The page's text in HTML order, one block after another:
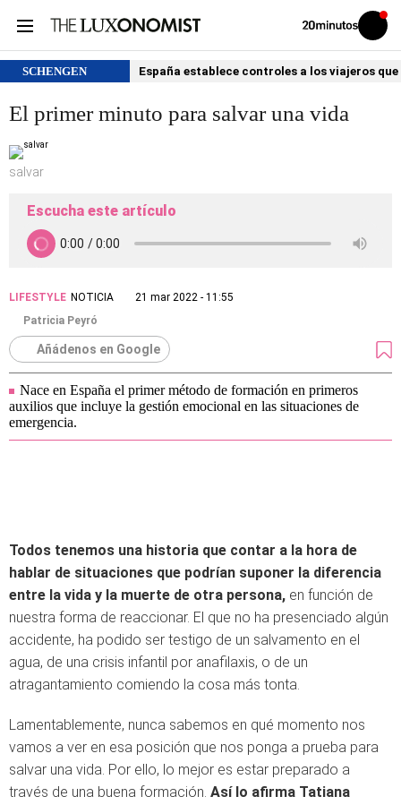
Volver
Iniciar
sesión
SCHENGEN España establece controles a los viajeros
El primer minuto para salvar una vida
salvar
Escucha este artículo
LIFESTYLE NOTICIA
21 mar 2022 - 11:55
Patricia Peyró
Añádenos en Google
Nace en España el primer método de formación en primeros
auxilios que incluye la gestión emocional en las situaciones de
emergencia.
Todos tenemos una historia que contar a la hora de
hablar de situaciones que podrían suponer la diferencia
entre la vida y la muerte de otra persona, en función de
nuestra forma de reaccionar. El que no ha presenciado algún
accidente, ha podido ser testigo de un salvamento en el
agua, de una crisis infantil por anafilaxis, o de un
atragantamiento comiendo la cosa más tonta.
Lamentablemente, nunca sabemos en qué momento nos
vamos a ver en esa posición que nos ponga a prueba para
salvar una vida. Por ello, lo mejor es estar preparado a
través de una buena formación. Así lo afirma Tatiana